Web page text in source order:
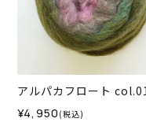
アルパカフロート
¥4,950 (税込)